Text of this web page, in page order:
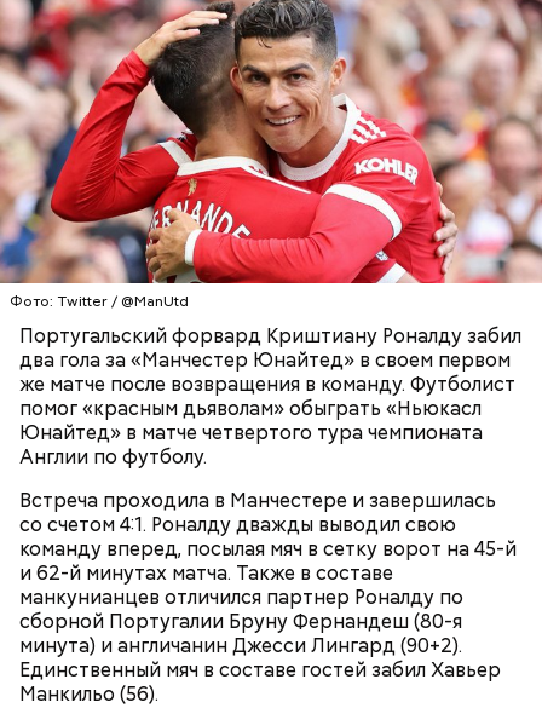
Фото: Twitter / @ManUtd
Португальский форвард Криштиану Роналду забил
два гола за «Манчестер Юнайтед» в своем первом
же матче после возвращения в команду. Футболист
помог «красным дьяволам» обыграть «Ньюкасл
Юнайтед» в матче четвертого тура чемпионата
Англии по футболу.
Встреча проходила в Манчестере и завершилась
со счетом 4:1. Роналду дважды выводил свою
команду вперед, посылая мяч в сетку ворот на 45-й
и 62-й минутах матча. Также в составе
манкунианцев отличился партнер Роналду по
сборной Португалии Бруну Фернандеш (80-я
минута) и англичанин Джесси Лингард (90+2).
Единственный мяч в составе гостей забил Хавьер
Манкильо (56).
В настоящее время «Манчестер Юнайтед» идет на
первом месте в таблице, имея в своем активе 10
очков, передаетNation News.
ФУТБОЛ
МАНЧЕСТЕР
КРИШТАНУ РОНАЛДУ